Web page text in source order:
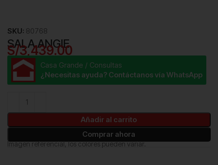
SALA ANGIE
SKU: 80768
S/3,439.00
Casa Grande / Consultas
¿Necesitas ayuda? Contáctanos vía WhatsApp
Añadir al carrito
Comprar ahora
Imágen referencial, los colores pueden variar.